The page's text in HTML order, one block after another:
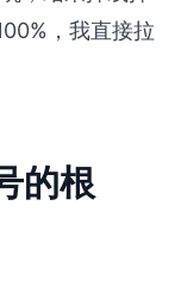
，我直接拉
的根